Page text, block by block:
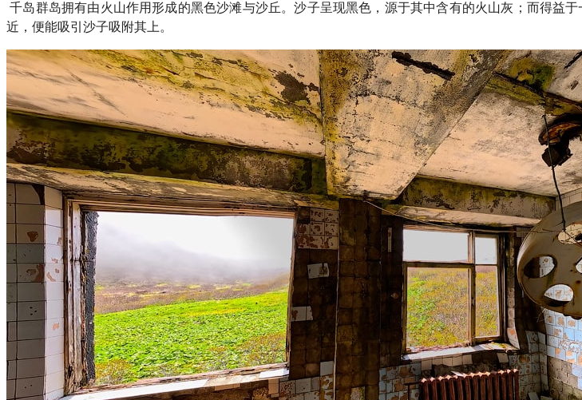
千岛群岛拥有由火山作用形成的黑色沙滩与沙丘。沙子呈现黑色，源于其中含有的火山灰；而得益
近，便能吸引沙子吸附其上。